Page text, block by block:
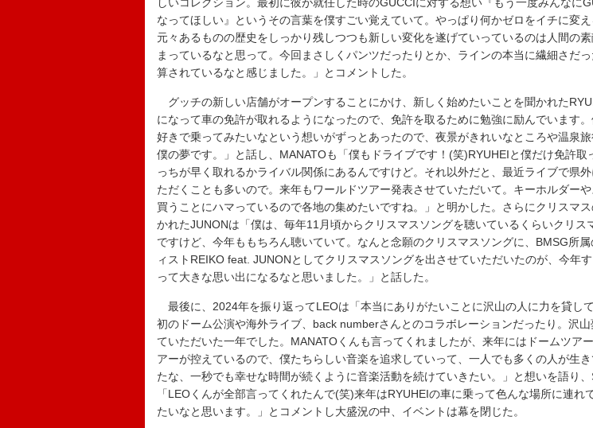
なってほしい』というその言葉を僕すごい覚えていて。やっぱり何かゼロをイチに変え
元々あるものの歴史をしっかり残しつつも新しい変化を遂げていっているのは人間の
まっているなと思って。今回まさしくパンツだったりとか、ラインの本当に繊細さだ
算されているなと感じました。」とコメントした。
グッチの新しい店舗がオープンすることにかけ、新しく始めたいことを聞かれた
になって車の免許が取れるようになったので、免許を取るために勉強に励んでいます
好きで乗ってみたいなという想いがずっとあったので、夜景がきれいなところや温泉
僕の夢です。」と話し、MANATOも「僕もドライブです！(笑)RYUHEIと僕だけ免許取
っちが早く取れるかライバル関係にあるんですけど。それ以外だと、最近ライブで県
ただくことも多いので。来年もワールドツアー発表させていただいて。キーホルダー
買うことにハマっているので各地の集めたいですね。」と明かした。さらにクリスマ
かれたJUNONは「僕は、毎年11月頃からクリスマスソングを聴いているくらいクリス
ですけど、今年ももちろん聴いていて。なんと念願のクリスマスソングに、BMSG所
ィストREIKO feat. JUNONとしてクリスマスソングを出させていただいたのが、今年
って大きな思い出になるなと思いました。」と話した。
最後に、2024年を振り返ってLEOは「本当にありがたいことに沢山の人に力を貸して
初のドーム公演や海外ライブ、back numberさんとのコラボレーションだったり。沢
ていただいた一年でした。MANATOくんも言ってくれましたが、来年にはドームツア
アーが控えているので、僕たちらしい音楽を追求していって、一人でも多くの人が生
たな、一秒でも幸せな時間が続くように音楽活動を続けていきたい。」と想いを語り
「LEOくんが全部言ってくれたんで(笑)来年はRYUHEIの車に乗って色んな場所に連れ
たいなと思います。」とコメントし大盛況の中、イベントは幕を閉じた。